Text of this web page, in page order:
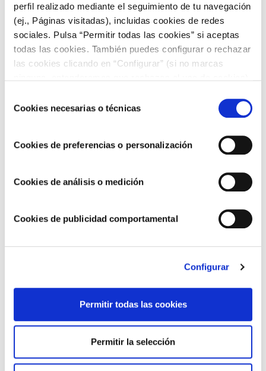
perfil realizado mediante el seguimiento de tu navegación
(ej., Páginas visitadas), incluidas cookies de redes
sociales. Pulsa “Permitir todas las cookies” si aceptas
todas las cookies. También puedes configurar o rechazar
las cookies clicando en “Configurar” (si no marcas
COOKIES.
deCookies necesarias o técnicas
Cookies de preferencias o personalización
Cookies de análisis o medición
Cookies de publicidad comportamental
Configurar
Permitir todas las cookies
Permitir la selección
Seguimos avanzando hacia un modelo de